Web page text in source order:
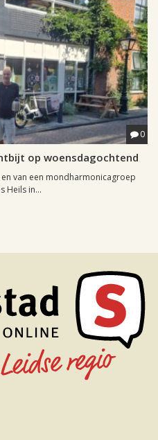
0
op woensdagochtend
van een mondharmonicagroep
Heils in...